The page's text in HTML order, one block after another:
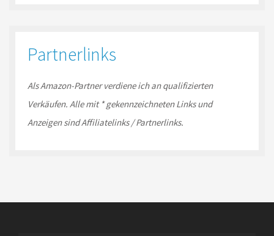
Partnerlinks
Als Amazon-Partnerverdiene ich an qualifizierten
Verkäufen. Alle mit * gekennzeichneten Links und
Anzeigen sind Affiliatelinks / Partnerlinks.